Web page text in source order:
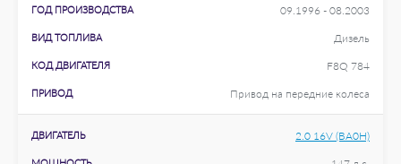
ГОД ПРОИЗВОДСТВА 09.1996 - 08.2003
ВИД ТОПЛИВА Дизель
КОД ДВИГАТЕЛЯ F8Q 784
ПРИВОД Привод на передние колеса
ДВИГАТЕЛЬ 2.0 16V (BA0H)